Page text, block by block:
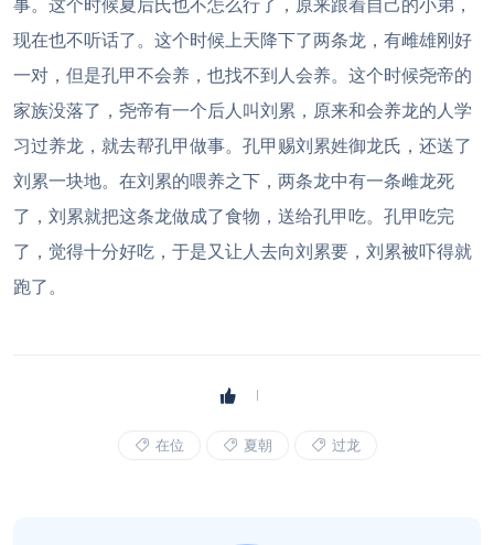
现在也不听话了。这个时候上天降下了两条龙，有雌雄刚好
一对，但是孔甲不会养，也找不到人会养。这个时候尧帝的
家族没落了，尧帝有一个后人叫刘累，原来和会养龙的人学
习过养龙，就去帮孔甲做事。孔甲赐刘累姓御龙氏，还送了
刘累一块地。在刘累的喂养之下，两条龙中有一条雌龙死
了，刘累就把这条龙做成了食物，送给孔甲吃。孔甲吃完
了，觉得十分好吃，于是又让人去向刘累要，刘累被吓得就
跑了。
在位 夏朝 过龙